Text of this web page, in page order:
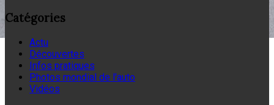
Catégories
Actu
Découvertes
Infos pratiques
Photos mondial de l'auto
Vidéos